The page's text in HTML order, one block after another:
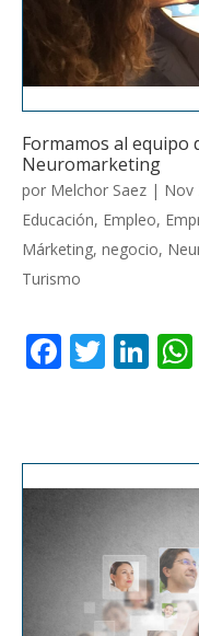
Formamos al equipo
Neuromarketing
por Melchor Saez | Nov
Educación, Empleo,
Márketing, negocio,
Turismo
F
b
o
o
k
T
er
Li
e
dI
n